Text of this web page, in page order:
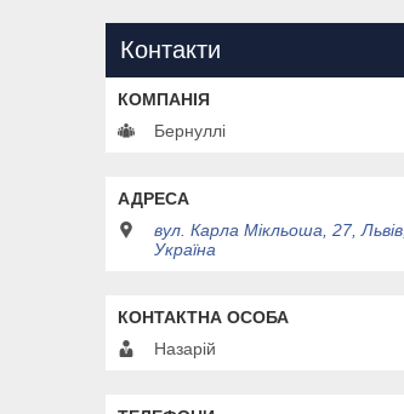
Контакти
Бернуллі
вул. Карла Мікльоша, 27, Львів,
Україна
Назарій